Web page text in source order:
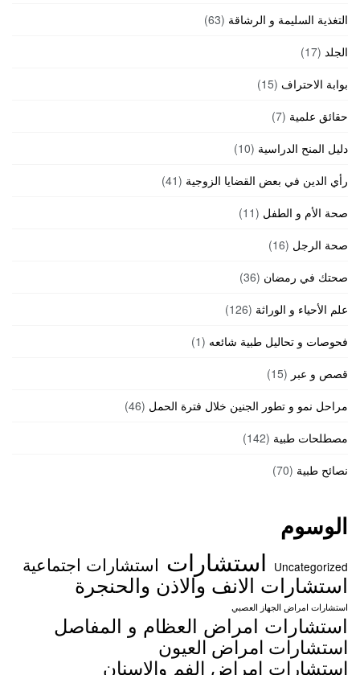
التغذية السليمة و الرشاقة (63)
الجلد (17)
بوابة الاحتراف (15)
حقائق علمية (7)
دليل المنح الدراسية (10)
رأي الدين في بعض القضايا الزوجية (41)
صحة الأم و الطفل (11)
صحة الرجل (16)
صحتك في رمضان (36)
علم الأحياء و الوراثة (126)
فحوصات و تحاليل طبية شائعه (1)
قصص و عبر (15)
مراحل نمو و تطور الجنين خلال فترة الحمل (46)
مصطلحات طبية (142)
نصائح طبية (70)
الوسوم
Uncategorized استشارات استشارات اجتماعية
استشارات الانف والاذن والحنجرة
استشارات امراض الجهاز العصبي
استشارات امراض العظام و المفاصل
استشارات امراض العيون
استشارات امراض الفم والاسنان